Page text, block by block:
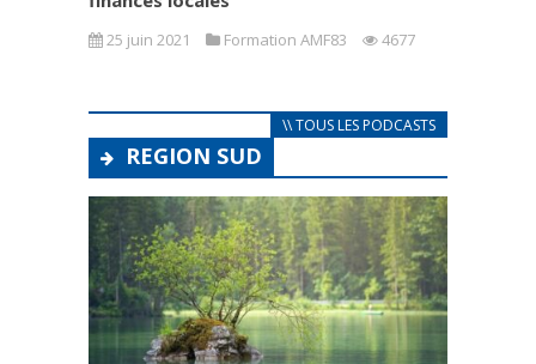
25 juin 2021 Formation AMF83 4677
\\ TOUS LES PODCASTS
REGION SUD